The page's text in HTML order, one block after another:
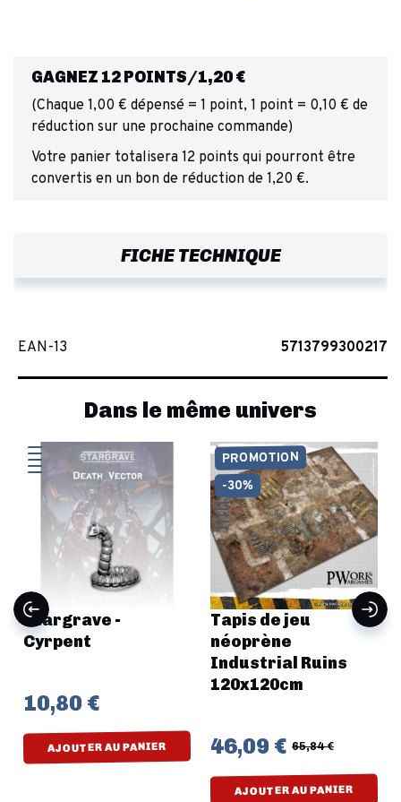
GAGNEZ 12 POINTS/1,20 €
(Chaque 1,00 € dépensé = 1 point, 1 point = 0,10 € de
réduction sur une prochaine commande)
Votre panier totalisera 12 points qui pourront être
convertis en un bon de réduction de 1,20 €.
FICHE TECHNIQUE
EAN-13 5713799300217
Dans le même univers
Stargrave -
Cyrpent
10,80 €
AJOUTER AU PANIER
Tapis de jeu
néoprène
Industrial Ruins
120x120cm
46,09 € 65,84 €
AJOUTER AU PANIER
PROMOTION
-30%